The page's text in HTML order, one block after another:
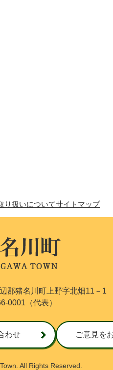
り扱いについてサイトマップ
郡猪名川町上野字北畑11－1
0001（代表）
わせ ご意見を
All Rights Reserved.